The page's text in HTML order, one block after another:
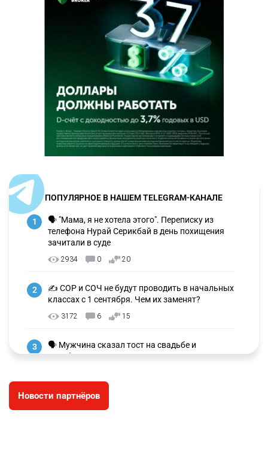
ПОПУЛЯРНОЕ В НАШЕМ TELEGRAM-КАНАЛЕ
1
🗣 "Мама, я не хотела этого". Переписку из
телефона Нурай Серикбай в день похищения
зачитали в суде
2934 0 20
2
✍️ СОР и СОЧ не будут проводить в начальных
классах с 1 сентября. Чем их заменят?
3172 6 15
3
🗣 Мужчина сказал тост на свадьбе и
заработал уголовное дело
⚠️ Доброе утро, друзья! Предлагаем обзор
главных новостей за 4 августа
Новости партнёров